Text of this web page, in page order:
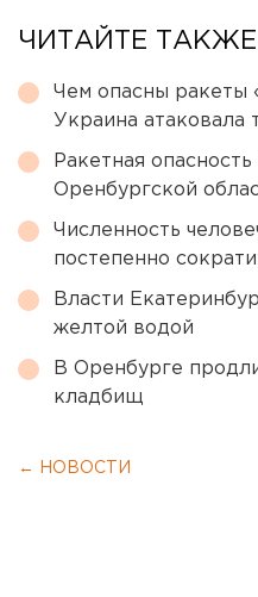
ЧИТАЙТЕ
Чем опасны ракеты
Украина
Ракетная
Оренбургской
Численность
постепенно
Власти
желтой водой
В Оренбурге
кладбищ
← НОВОСТИ